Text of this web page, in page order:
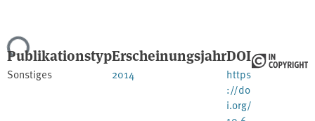
Publikationstyp
Sonstiges
Erscheinungsjahr
2014
DOI
https
://do
i.org/